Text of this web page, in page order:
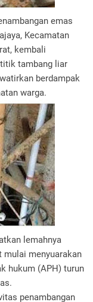
emas
Kecamatan
kembali
tambang liar
berdampak
warga.
lemahnya
mulai menyuarakan
hukum (APH) turun
penambangan